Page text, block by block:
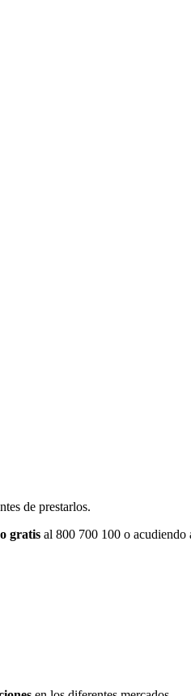
de prestarlos.
gratis al 800 700 100 o acudiendo